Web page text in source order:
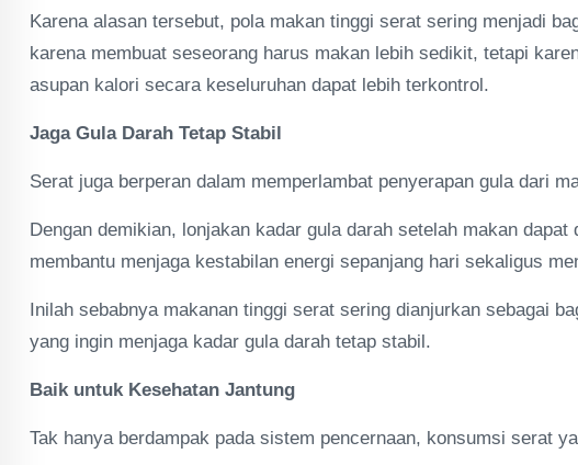
Karena alasan tersebut, pola makan tinggi serat sering menjadi
karena membuat seseorang harus makan lebih sedikit, tetapi
asupan kalori secara keseluruhan dapat lebih terkontrol.
Jaga Gula Darah Tetap Stabil
Serat juga berperan dalam memperlambat penyerapan gula dari
Dengan demikian, lonjakan kadar gula darah setelah makan
membantu menjaga kestabilan energi sepanjang hari sekaligus
Inilah sebabnya makanan tinggi serat sering dianjurkan sebagai
yang ingin menjaga kadar gula darah tetap stabil.
Baik untuk Kesehatan Jantung
Tak hanya berdampak pada sistem pencernaan, konsumsi serat